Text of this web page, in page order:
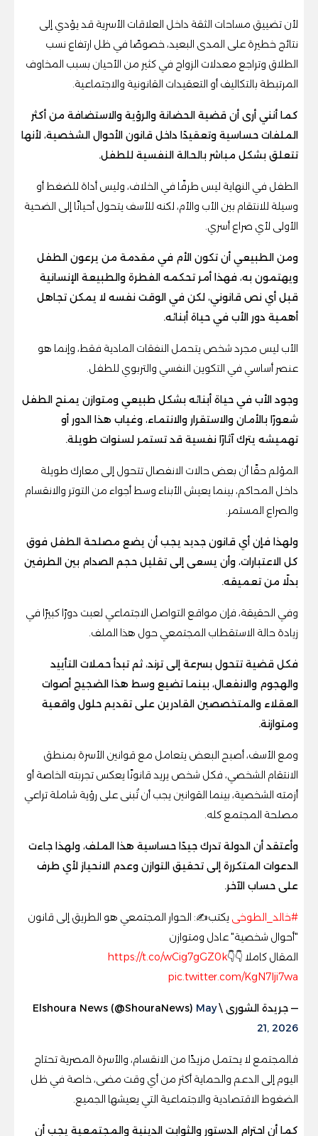
لأن تضييق مساحات الثقة داخل العلاقات الأسرية قد يؤدي إلى
نتائج خطيرة على المدى البعيد، خصوصًا في ظل ارتفاع نسب
الطلاق وتراجع معدلات الزواج في كثير من الأحيان بسبب المخاوف
المرتبطة بالتكاليف أو التعقيدات القانونية والاجتماعية.
كما أنني أرى أن قضية الحضانة والرؤية والاستضافة من أكثر
الملفات حساسية وتعقيدًا داخل قانون الأحوال الشخصية، لأنها
تتعلق بشكل مباشر بالحالة النفسية للطفل.
الطفل في النهاية ليس طرفًا في الخلاف، وليس أداة للضغط أو
وسيلة للانتقام بين الأب والأم، لكنه للأسف يتحول أحيانًا إلى الضحية
الأولى لأي صراع أسري.
ومن الطبيعي أن تكون الأم في مقدمة من يرعون الطفل
ويهتمون به، فهذا أمر تحكمه الفطرة والطبيعة الإنسانية
قبل أي نص قانوني، لكن في الوقت نفسه لا يمكن تجاهل
أهمية دور الأب في حياة أبنائه.
الأب ليس مجرد شخص يتحمل النفقات المادية فقط، وإنما هو
عنصر أساسي في التكوين النفسي والتربوي للطفل.
وجود الأب في حياة أبنائه بشكل طبيعي ومتوازن يمنح الطفل
شعورًا بالأمان والاستقرار والانتماء، وغياب هذا الدور أو
تهميشه يترك آثارًا نفسية قد تستمر لسنوات طويلة.
المؤلم حقًا أن بعض حالات الانفصال تتحول إلى معارك طويلة
داخل المحاكم، بينما يعيش الأبناء وسط أجواء من التوتر والانقسام
والصراع المستمر.
ولهذا فإن أي قانون جديد يجب أن يضع مصلحة الطفل فوق
كل الاعتبارات، وأن يسعى إلى تقليل حجم الصدام بين الطرفين
بدلًا من تعميقه.
وفي الحقيقة، فإن مواقع التواصل الاجتماعي لعبت دورًا كبيرًا في
زيادة حالة الاستقطاب المجتمعي حول هذا الملف.
فكل قضية تتحول بسرعة إلى ترند، ثم تبدأ حملات التأييد
والهجوم والانفعال، بينما تضيع وسط هذا الضجيج أصوات
العقلاء والمتخصصين القادرين على تقديم حلول واقعية
ومتوازنة.
ومع الأسف، أصبح البعض يتعامل مع قوانين الأسرة بمنطق
الانتقام الشخصي، فكل شخص يريد قانونًا يعكس تجربته الخاصة أو
أزمته الشخصية، بينما القوانين يجب أن تُبنى على رؤية شاملة تراعي
مصلحة المجتمع كله.
وأعتقد أن الدولة تدرك جيدًا حساسية هذا الملف، ولهذا جاءت
الدعوات المتكررة إلى تحقيق التوازن وعدم الانحياز لأي طرف
على حساب الآخر.
#خالد_الطوخى يكتب✍️: الحوار المجتمعي هو الطريق إلى قانون
"أحوال شخصية" عادل ومتوازن
المقال كاملا 👇👇https://t.co/wCig7gGZ0k
pic.twitter.com/KgN7lji7wa
— جريدة الشورى \ Elshoura News (@ShouraNews)May
21, 2026
فالمجتمع لا يحتمل مزيدًا من الانقسام، والأسرة المصرية تحتاج
اليوم إلى الدعم والحماية أكثر من أي وقت مضى، خاصة في ظل
الضغوط الاقتصادية والاجتماعية التي يعيشها الجميع.
كما أن احترام الدستور والثوابت الدينية والمجتمعية يجب أن